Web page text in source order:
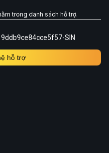
trong danh sách hỗ trợ.
9ddb9ce84cce5f57-SIN
hỗ trợ